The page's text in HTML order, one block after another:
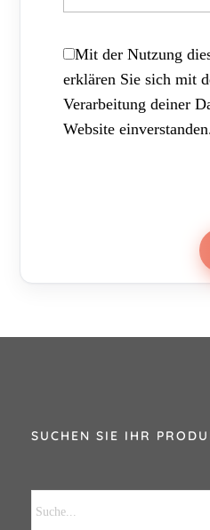
Mit der Nutzung
erklären Sie sich mit
Verarbeitung deiner
Website
SUCHEN SIE IHR